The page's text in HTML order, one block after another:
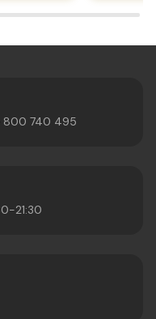
800 740 495
21:30